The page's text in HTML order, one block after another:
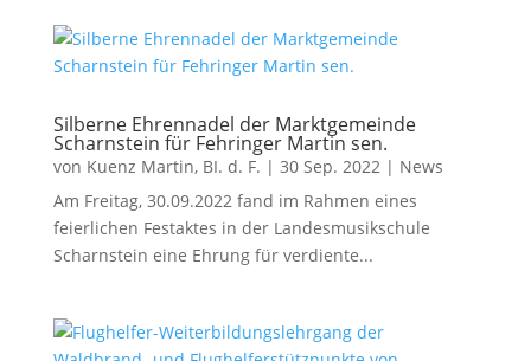
Silberne Ehrennadel der Marktgemeinde
Scharnstein für Fehringer Martin sen.
von Kuenz Martin, BI. d. F. | 30 Sep. 2022| News
Am Freitag, 30.09.2022 fand im Rahmen eines
feierlichen Festaktes in der Landesmusikschule
Scharnstein eine Ehrung für verdiente...